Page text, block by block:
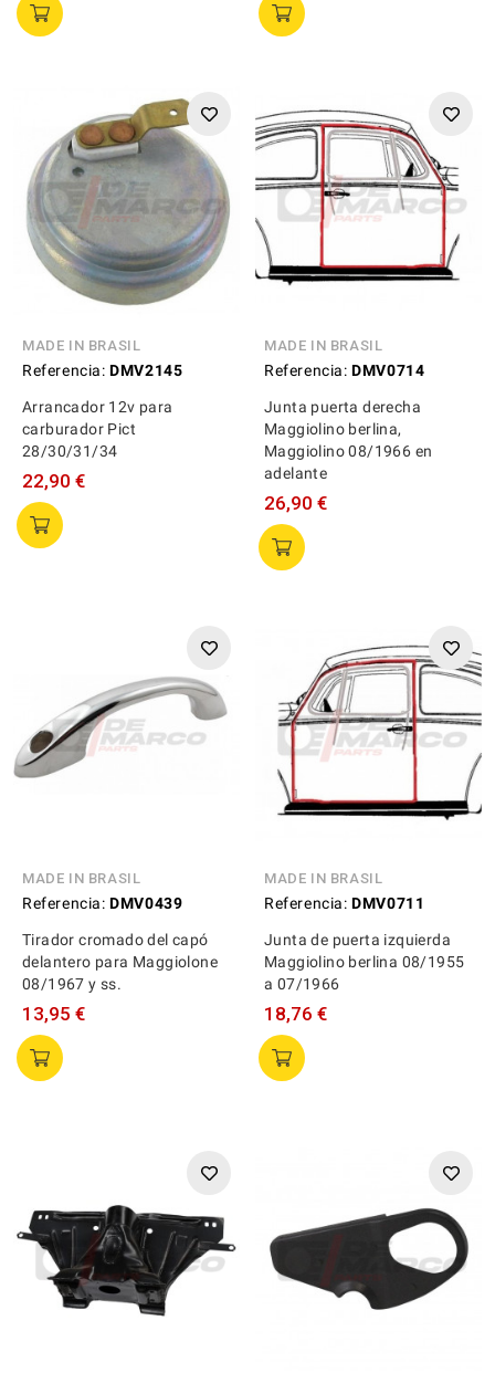
MADE IN BRASIL
Referencia: DMV2145
Arrancador 12v para
carburador Pict
28/30/31/34
22,90 €
MADE IN BRASIL
Referencia: DMV0714
Junta puerta derecha
Maggiolino berlina,
Maggiolino 08/1966 en
adelante
26,90 €
MADE IN BRASIL
Referencia: DMV0439
Tirador cromado del capó
delantero para Maggiolone
08/1967 y ss.
13,95 €
MADE IN BRASIL
Referencia: DMV0711
Junta de puerta izquierda
Maggiolino berlina 08/1955
a 07/1966
18,76 €